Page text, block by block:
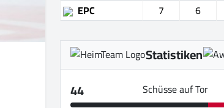
EPC
7 6
Statistiken
44
Schüsse auf Tor